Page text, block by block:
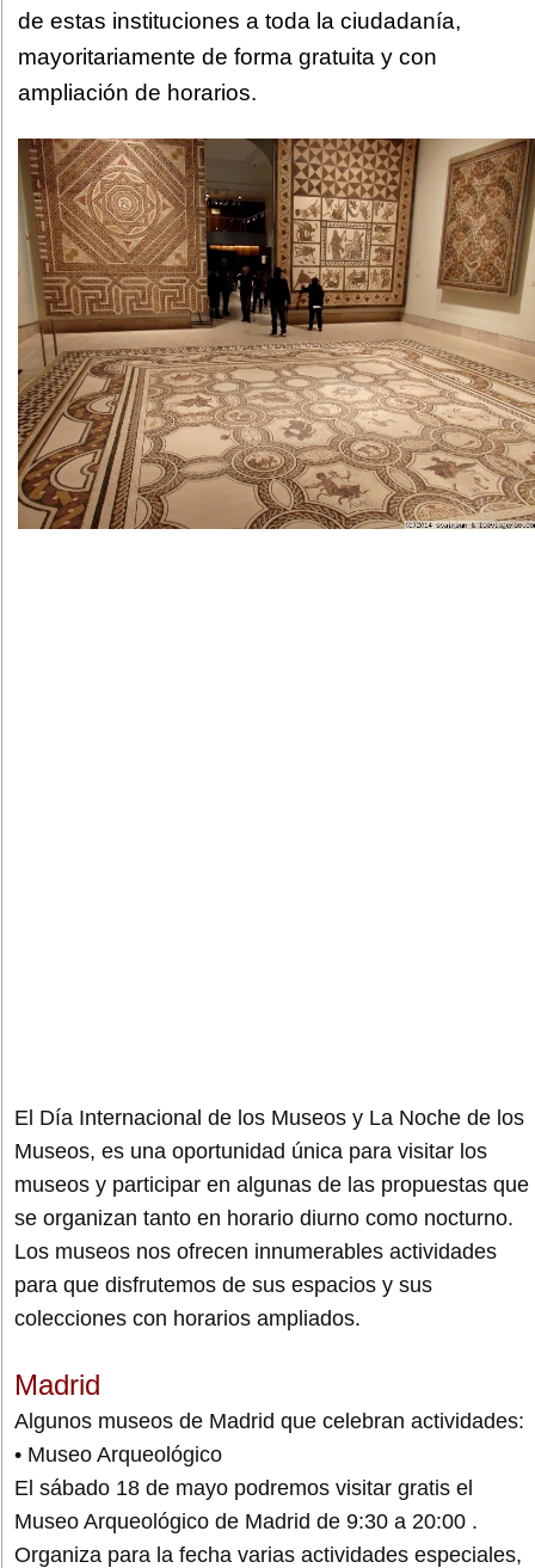
de estas instituciones a toda la ciudadanía,
mayoritariamente de forma gratuita y con
ampliación de horarios.
El Día Internacional de los Museos y La Noche de los
Museos, es una oportunidad única para visitar los
museos y participar en algunas de las propuestas que
se organizan tanto en horario diurno como nocturno.
Los museos nos ofrecen innumerables actividades
para que disfrutemos de sus espacios y sus
colecciones con horarios ampliados.
Madrid
Algunos museos de Madrid que celebran actividades:
• Museo Arqueológico
El sábado 18 de mayo podremos visitar gratis el
Museo Arqueológico de Madrid de 9:30 a 20:00 .
Organiza para la fecha varias actividades especiales,